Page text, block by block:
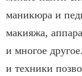
маникюра и
макияжа,
и многое
и техники